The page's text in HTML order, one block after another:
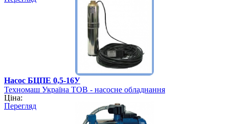
Насос БЦПЕ 0,5-16У
Техномаш Україна ТОВ - насосне обладнання
Ціна:
Перегляд